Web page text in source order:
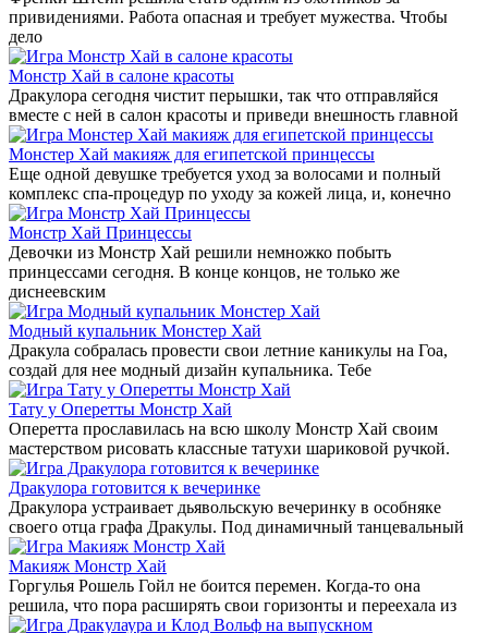
привидениями. Работа опасная и требует мужества. Чтобы
дело
Монстр Хай в салоне красоты
Дракулора сегодня чистит перышки, так что отправляйся
вместе с ней в салон красоты и приведи внешность главной
Монстер Хай макияж для египетской принцессы
Еще одной девушке требуется уход за волосами и полный
комплекс спа-процедур по уходу за кожей лица, и, конечно
Монстр Хай Принцессы
Девочки из Монстр Хай решили немножко побыть
принцессами сегодня. В конце концов, не только же
диснеевским
Модный купальник Монстер Хай
Дракула собралась провести свои летние каникулы на Гоа,
создай для нее модный дизайн купальника. Тебе
Тату у Оперетты Монстр Хай
Оперетта прославилась на всю школу Монстр Хай своим
мастерством рисовать классные татухи шариковой ручкой.
Дракулора готовится к вечеринке
Дракулора устраивает дьявольскую вечеринку в особняке
своего отца графа Дракулы. Под динамичный танцевальный
Макияж Монстр Хай
Горгулья Рошель Гойл не боится перемен. Когда-то она
решила, что пора расширять свои горизонты и переехала из